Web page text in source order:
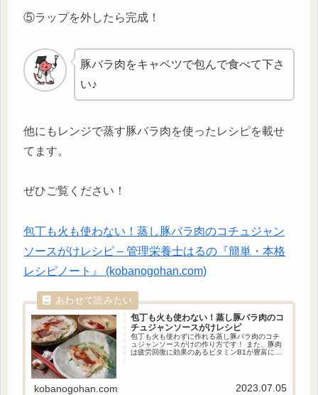
⑤ラップを外したら完成！
豚バラ肉をキャベツで包んで食べて下さ
い♪
他にもレンジで蒸す豚バラ肉を使ったレシピを載せ
てます。
ぜひご覧ください！
包丁も火も使わない！蒸し豚バラ肉のコチュジャン
ソースがけレシピ – 管理栄養士はるの『簡単・本格
レシピノート』 (kobanogohan.com)
包丁も火も使わない！蒸し豚バラ肉のコ
チュジャンソースがけレシピ
包丁も火も使わずに作れる蒸し豚バラ肉のコチ
ュジャンソースがけの作り方です！ また、豚肉
は疲労回復に効果のあるビタミンB1が豊富に含
kobanogohan.com 2023.07.05